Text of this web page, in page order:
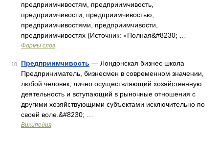
предприимчивостям, предприимчивость,
предприимчивости, предприимчивостью,
предприимчивостями, предприимчивости,
предприимчивостях (Источник: «Полная&#8230; …
Формы слов
10 Предприимчивость — Лондонская бизнес школа
Предприниматель, бизнесмен в современном значении,
любой человек, лично осуществляющий хозяйственную
деятельность и вступающий в рыночные отношения с
другими хозяйствующими субъектами исключительно по
своей воле.&#8230; …
Википедия